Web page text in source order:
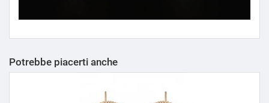
Potrebbe piacerti anche